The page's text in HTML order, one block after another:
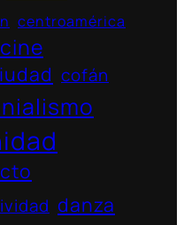
centroamérica
cine
cofán
danza